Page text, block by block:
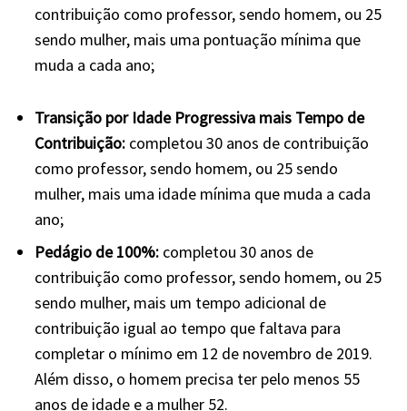
contribuição como professor, sendo homem, ou 25
sendo mulher, mais uma pontuação mínima que
muda a cada ano;
Transição por Idade Progressiva mais Tempo de
Contribuição: completou 30 anos de contribuição
como professor, sendo homem, ou 25 sendo
mulher, mais uma idade mínima que muda a cada
ano;
Pedágio de 100%: completou 30 anos de
contribuição como professor, sendo homem, ou 25
sendo mulher, mais um tempo adicional de
contribuição igual ao tempo que faltava para
completar o mínimo em 12 de novembro de 2019.
Além disso, o homem precisa ter pelo menos 55
anos de idade e a mulher 52.